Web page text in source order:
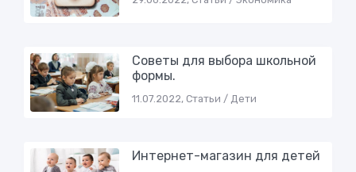
Советы для выбора школьной
формы.
11.07.2022, Статьи / Дети
Интернет-магазин для детей